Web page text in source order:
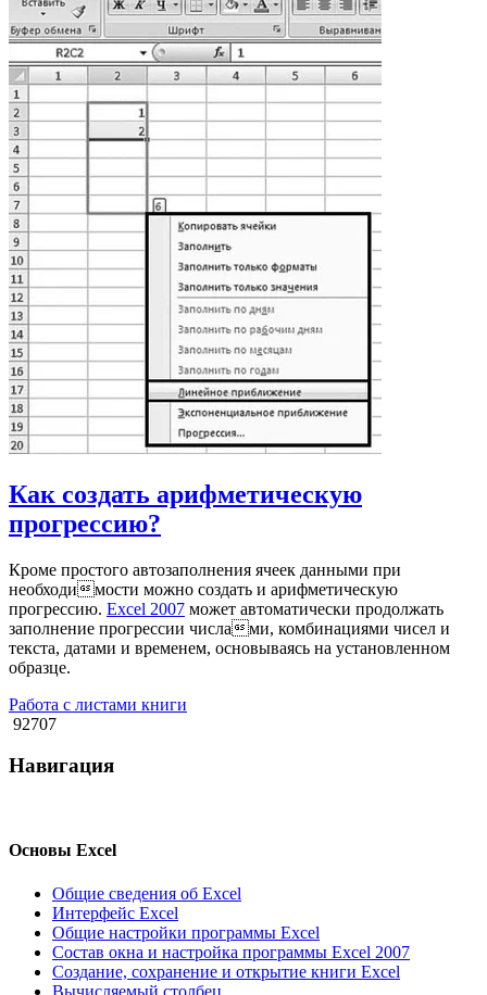
Как создать арифметическую
прогрессию?
Кроме простого автозаполнения ячеек данными при
необходимости можно создать и арифметическую
прогрессию. Excel 2007 может автоматически продолжать
заполнение прогрессии числами, комбинациями чисел и
текста, датами и временем, основываясь на установленном
образце.
Работа с листами книги
92707
Навигация
Основы Excel
Общие сведения об Excel
Интерфейс Excel
Общие настройки программы Excel
Состав окна и настройка программы Excel 2007
Создание, сохранение и открытие книги Excel
Вычисляемый столбец